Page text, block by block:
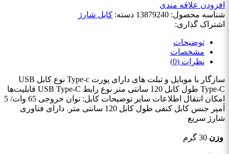
افزودن علاقه مندی
شناسه محصول: 13879240 دسته: کابل شارژ
اشتراک گذاری:
توضیحات
مشخصات
نظرات (0)
سازگار با موبایل و تبلت های دارای پورت Type-c نوع کابل USB
Type-C طول کابل 120 سانتی متر نوع رابط USB Type-C قابلیت‌ها
امکان انتقال اطلاعات سایر توضیحات کابل: توان خروجی 65 وات/ 5
آمپر جنس کابل کنفی طول کابل 120 سانتی متر. دارای فناوری
شارژ سریع
وزن 30 گرم